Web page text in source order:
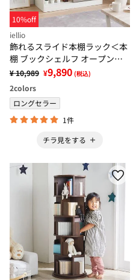
10%off
iellio
飾れるスライド本棚ラック＜本
棚 ブックシェルフ オープンラ
ック キャビネット 書棚 コミ
ック収納＞
¥ 10,989 ¥9,890 (税込)
2colors
ロングセラー
1件
チラ見をする